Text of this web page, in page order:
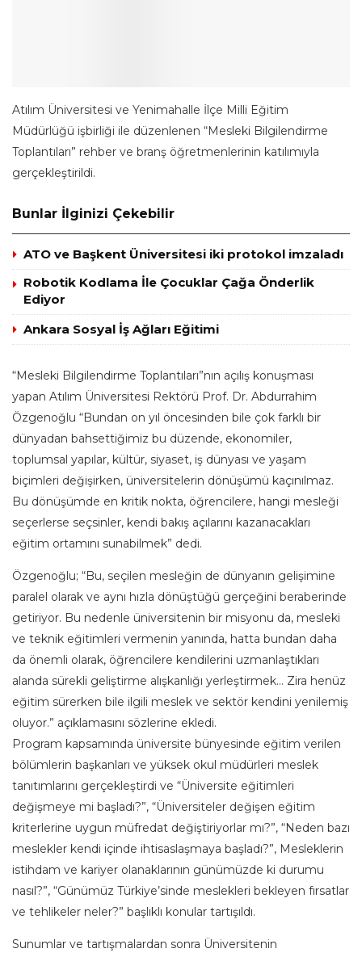
Atılım Üniversitesi ve Yenimahalle İlçe Milli Eğitim
Müdürlüğü işbirliği ile düzenlenen “Mesleki Bilgilendirme
Toplantıları” rehber ve branş öğretmenlerinin katılımıyla
gerçekleştirildi.
Bunlar İlginizi Çekebilir
ATO ve Başkent Üniversitesi iki protokol imzaladı
Robotik Kodlama İle Çocuklar Çağa Önderlik
Ediyor
Ankara Sosyal İş Ağları Eğitimi
“Mesleki Bilgilendirme Toplantıları”nın açılış konuşması
yapan Atılım Üniversitesi Rektörü Prof. Dr. Abdurrahim
Özgenoğlu “Bundan on yıl öncesinden bile çok farklı bir
dünyadan bahsettiğimiz bu düzende, ekonomiler,
toplumsal yapılar, kültür, siyaset, iş dünyası ve yaşam
biçimleri değişirken, üniversitelerin dönüşümü kaçınılmaz.
Bu dönüşümde en kritik nokta, öğrencilere, hangi mesleği
seçerlerse seçsinler, kendi bakış açılarını kazanacakları
eğitim ortamını sunabilmek” dedi.
Özgenoğlu; “Bu, seçilen mesleğin de dünyanın gelişimine
paralel olarak ve aynı hızla dönüştüğü gerçeğini beraberinde
getiriyor. Bu nedenle üniversitenin bir misyonu da, mesleki
ve teknik eğitimleri vermenin yanında, hatta bundan daha
da önemli olarak, öğrencilere kendilerini uzmanlaştıkları
alanda sürekli geliştirme alışkanlığı yerleştirmek… Zira henüz
eğitim sürerken bile ilgili meslek ve sektör kendini yenilemiş
oluyor.” açıklamasını sözlerine ekledi.
Program kapsamında üniversite bünyesinde eğitim verilen
bölümlerin başkanları ve yüksek okul müdürleri meslek
tanıtımlarını gerçekleştirdi ve “Üniversite eğitimleri
değişmeye mi başladı?”, “Üniversiteler değişen eğitim
kriterlerine uygun müfredat değiştiriyorlar mı?”, “Neden bazı
meslekler kendi içinde ihtisaslaşmaya başladı?”, Mesleklerin
istihdam ve kariyer olanaklarının günümüzde ki durumu
nasıl?”, “Günümüz Türkiye’sinde meslekleri bekleyen fırsatlar
ve tehlikeler neler?” başlıklı konular tartışıldı.
Sunumlar ve tartışmalardan sonra Üniversitenin